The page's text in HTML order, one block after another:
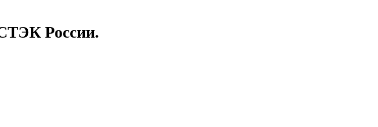
России.